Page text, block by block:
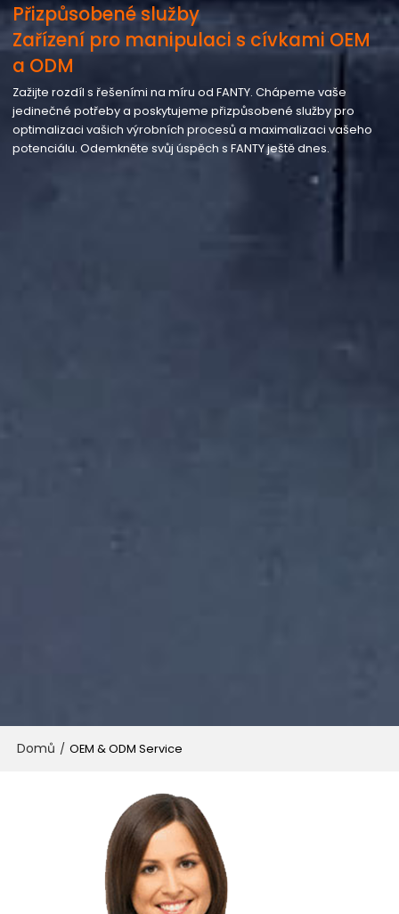
Přizpůsobené služby
Zařízení pro manipulaci s cívkami OEM
a ODM
Zažijte rozdíl s řešeními na míru od FANTY. Chápeme vaše
jedinečné potřeby a poskytujeme přizpůsobené služby pro
optimalizaci vašich výrobních procesů a maximalizaci vašeho
potenciálu. Odemkněte svůj úspěch s FANTY ještě dnes.
Domů / OEM & ODM Service